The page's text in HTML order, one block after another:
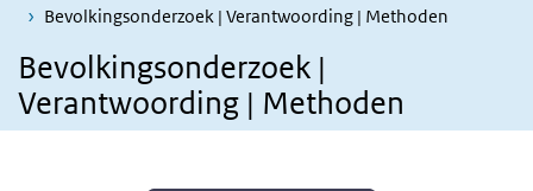
Bevolkingsonderzoek | Verantwoording | Methoden
Bevolkingsonderzoek |
Verantwoording | Methoden